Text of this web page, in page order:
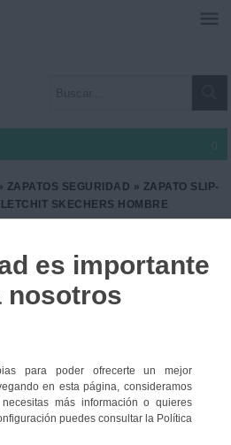
0
ZAPATOS SEGURIDAD » ZAPATO SLIP-
SKECHERS HOMBRE
ZAPATO SLIP-INS WORK
MODELO TILDO -
FLETCHIT SKECHERS
112,55 €IVA incl.
93,02 €IVA no Incl.